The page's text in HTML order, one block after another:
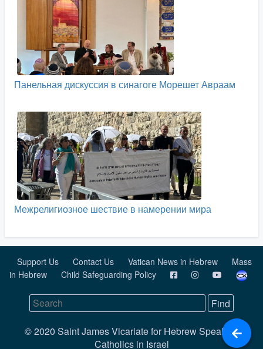
Панельная дискуссия в синагоге Морешет Авраам
Межрелигиозное шествие в намерении мира
Support Us Contact Us Vatican News in Hebrew
Mass
in Hebrew
Child Safeguarding Policy
© 2020 Saint James Vicariate for Hebrew Speaking
Catholics in Israel